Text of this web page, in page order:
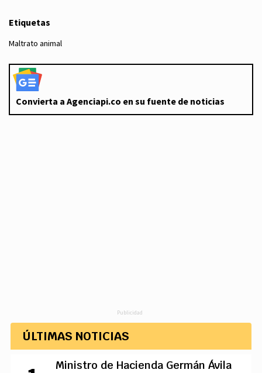
Etiquetas
Maltrato animal
Convierta a Agenciapi.co en su fuente de noticias
Publicidad
ÚLTIMAS NOTICIAS
Ministro de Hacienda Germán Ávila